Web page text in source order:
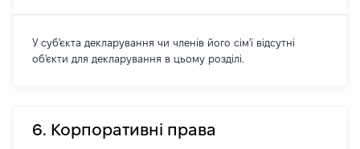
У суб'єкта декларування чи членів його сім'ї відсутні
об'єкти для декларування в цьому розділі.
6. Корпоративні права